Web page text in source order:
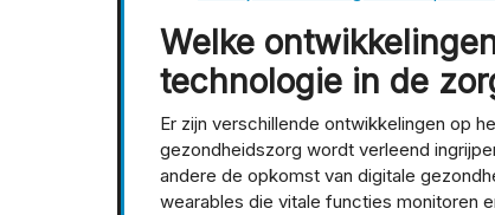
Welke
technologie in de
Er zijn verschillende ontwikkelingen op
gezondheidszorg wordt verleend
andere de opkomst van digitale
wearables die vitale functies monitoren